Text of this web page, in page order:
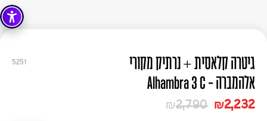
5251
גיטרה קלאסית + נרתיק מקורי
אלהמברה - Alhambra 3 C
₪2,790 ₪2,232